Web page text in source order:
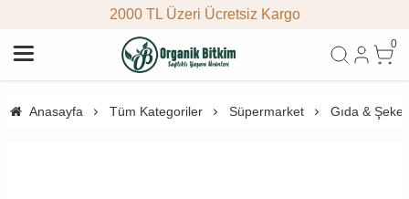
2000 TL Üzeri Ücretsiz Kargo
0
Anasayfa Tüm Kategoriler Süpermarket Gıda &